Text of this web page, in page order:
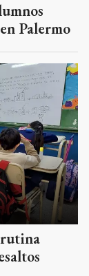
Palermo
rutina